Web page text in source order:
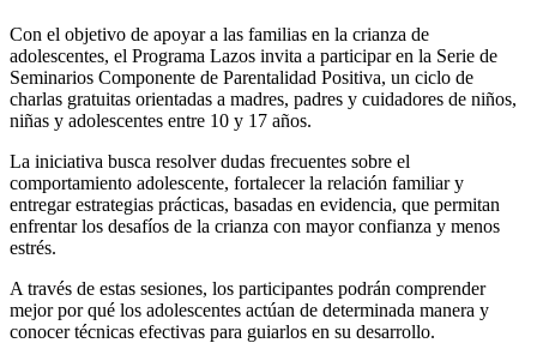
Con el objetivo de apoyar a las familias en la crianza de
adolescentes, el Programa Lazos invita a participar en la Serie de
Seminarios Componente de Parentalidad Positiva, un ciclo de
charlas gratuitas orientadas a madres, padres y cuidadores de niños,
niñas y adolescentes entre 10 y 17 años.
La iniciativa busca resolver dudas frecuentes sobre el
comportamiento adolescente, fortalecer la relación familiar y
entregar estrategias prácticas, basadas en evidencia, que permitan
enfrentar los desafíos de la crianza con mayor confianza y menos
estrés.
A través de estas sesiones, los participantes podrán comprender
mejor por qué los adolescentes actúan de determinada manera y
conocer técnicas efectivas para guiarlos en su desarrollo.